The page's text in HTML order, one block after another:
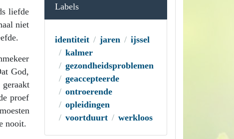
liefde
niet
God,
proef
nooit.
Labels
identiteit jaren
ijssel
kalmer
gezondheidsproblemen
geaccepteerde
ontroerende
opleidingen
voortduurt
werkloos